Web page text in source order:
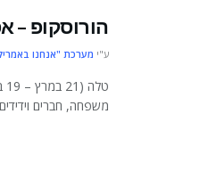
הורוסקופ –
ע"י מערכת "אנחנו
משפחה, חברים